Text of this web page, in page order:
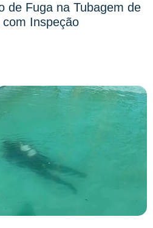
de Fuga na Tubagem de
Inspeção